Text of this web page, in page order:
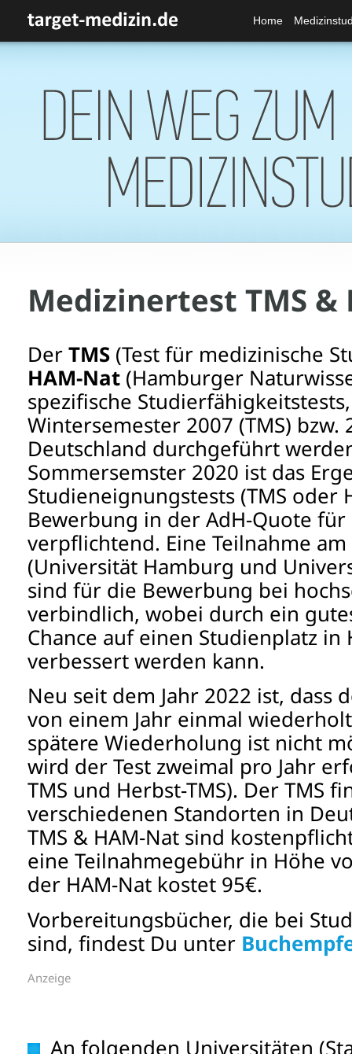
Home
Medizinertest TMS &
DerTMS (Test für medizinische
HAM-Nat (Hamburger
spezifische
Wintersemester 2007 (TMS) bzw.
Deutschland durchgeführt
Sommersemster 2020 ist das
Studieneignungstests (TMS oder
Bewerbung in der AdH-Quote
verpflichtend. Eine Teilnahme am
(Universität Hamburg und
sind für die Bewerbung bei
verbindlich, wobei durch ein
Chance auf einen Studienplatz
verbessert werden kann.
Neu seit dem Jahr 2022 ist, dass
von einem Jahr einmal
spätere Wiederholung ist nicht
wird der Test zweimal pro Jahr
TMS und Herbst-TMS). Der TMS
verschiedenen Standorten in
TMS & HAM-Nat sind
eine Teilnahmegebühr in Höhe
der HAM-Nat kostet 95€.
Vorbereitungsbücher, die bei
sind, findest Du unter
Anzeige
An folgenden Universitäten